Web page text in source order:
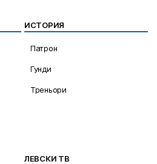
ИСТОРИЯ
Патрон
Гунди
Треньори
ЛЕВСКИ ТВ